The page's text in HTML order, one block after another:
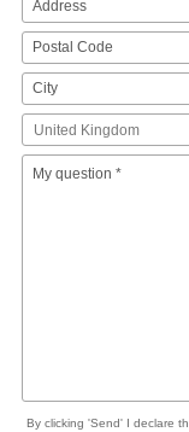
By clicking 'Send' I declare